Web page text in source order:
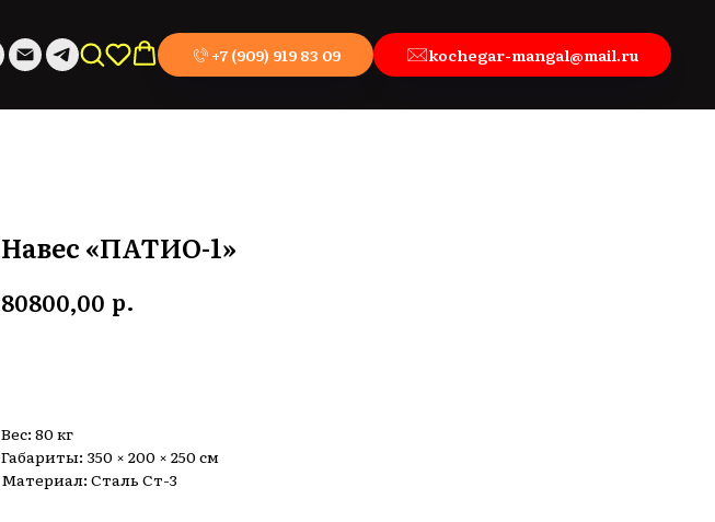
+7 (909) 919 83 09 kochegar-mangal@mail.ru
Навес «ПАТИО-1»
80800,00 р.
Вес: 80 кг
Габариты: 350 × 200 × 250 см
Материал: Сталь Ст-3